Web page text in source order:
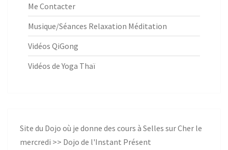
Me Contacter
Musique/Séances Relaxation Méditation
Vidéos QiGong
Vidéos de Yoga Thaï
Site du Dojo où je donne des cours à Selles sur Cher le
mercredi >> Dojo de l'Instant Présent